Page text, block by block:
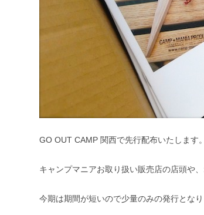
GO OUT CAMP 関西で先行配布いたします。
キャンプマニアお取り扱い販売店の店頭や
今期は期間が短いので少量のみの発行となり